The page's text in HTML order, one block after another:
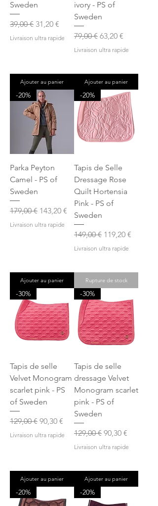
Sweden
Prix original
39,00 € Prix promotionnel
31,20 €
Livraison ultra rapide
Ajouter au panier
ivory - PS of
Sweden
Prix original
79,00 € Prix promotionnel
63,20 €
Livraison ultra rapide
Ajouter au panier
-20%
Parka Peyton
Camel - PS of
Sweden
Prix original
179,00 € Prix promotionnel
143,20 €
Livraison ultra rapide
Ajouter au panier
-20%
Tapis de Selle
Dressage Rose
Quilt Hortensia
Pink - PS of
Sweden
Prix original
149,00 € Prix
119,20 €
Livraison ultra rapide
Rupture de stock
-30%
Tapis de selle
Velvet Monogram
scarlet pink - PS
of Sweden
Prix original
129,00 € Prix promotionnel
90,30 €
Livraison ultra rapide
Ajouter au panier
-30%
Tapis de selle
dressage Velvet
Monogram scarlet
pink - PS of
Sweden
Prix original
129,00 € Prix
90,30 €
Livraison ultra rapide
Ajouter au panier
-20% -20%